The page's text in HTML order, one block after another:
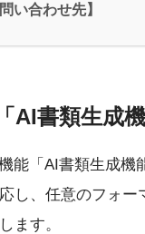
い合わせ先】
AI書類生成
能「AI書類生成
し、任意のフォ
ます。